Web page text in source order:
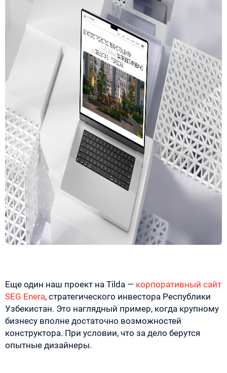
Еще один наш проект на Tilda — корпоративный сайт
SEG Enera, стратегического инвестора Республики
Узбекистан. Это наглядный пример, когда крупному
бизнесу вполне достаточно возможностей
конструктора. При условии, что за дело берутся
опытные дизайнеры.